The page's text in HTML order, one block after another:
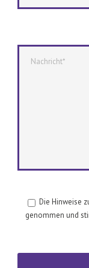
Die Hinweise
genommen und